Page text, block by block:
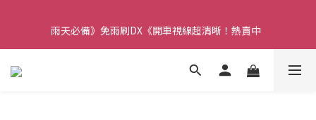
聯絡我們確認。
雨天必備》免雨刷DX《開車視線超清晰！熱賣中
【重要】本公司不會在假日、非上班時段以電話連絡，若有疑慮請